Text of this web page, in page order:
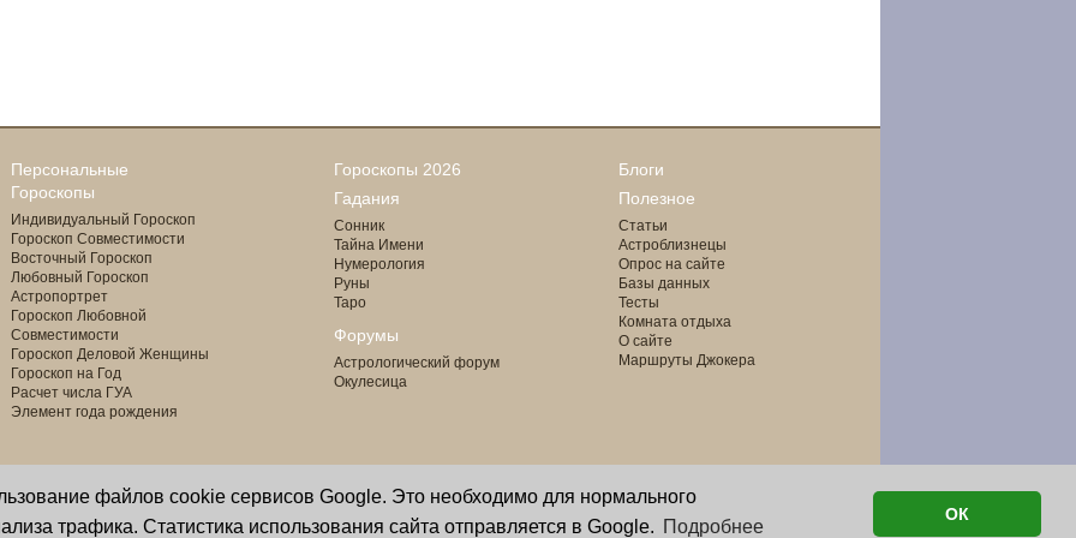
файлов cookie сервисов Google. Это необходимо для нормального
трафика. Статистика использования сайта отправляется в Google. Подробнее
ОК
Персональные
Гороскопы
Индивидуальный Гороскоп
Гороскоп Совместимости
Восточный Гороскоп
Любовный Гороскоп
Астропортрет
Гороскоп Любовной
Совместимости
Гороскоп Деловой Женщины
Гороскоп на Год
Расчет числа ГУА
Элемент года рождения
Гороскопы 2026
Гадания
Сонник
Тайна Имени
Нумерология
Руны
Таро
Форумы
Астрологический форум
Окулесица
Блоги
Полезное
Статьи
Астроблизнецы
Опрос на сайте
Базы данных
Тесты
Комната отдыха
О сайте
Маршруты Джокера
Copyright © 2000 - 2026 Oculus
Все права защищены
астролог И. Звягина
программист Ю. Данилов